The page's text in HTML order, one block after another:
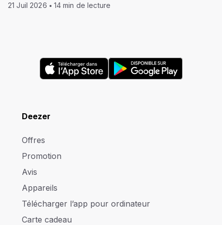
21 Juil 2026 14 min de lecture
Deezer
Offres
Promotion
Avis
Appareils
Télécharger l’app pour ordinateur
Carte cadeau